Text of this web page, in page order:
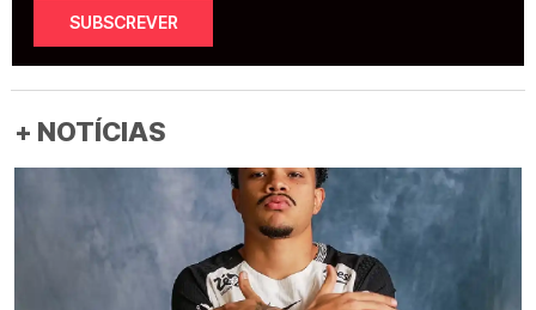
SUBSCREVER
+ NOTÍCIAS